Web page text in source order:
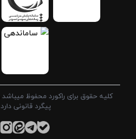
کلیه حقوق برای راکورد محفوظ
پیگرد قانونی دارد.